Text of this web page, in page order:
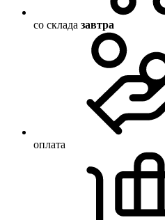
со склада завтра
оплата